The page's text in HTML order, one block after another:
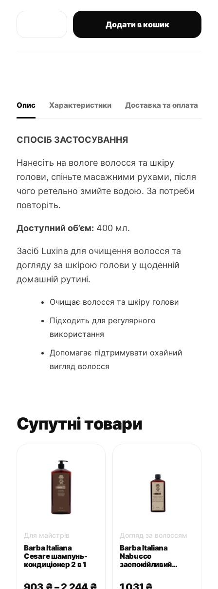
щоденний
кількість
Додати в кошик
Опис Характеристики Доставка та оплата
СПОСІБ ЗАСТОСУВАННЯ
Нанесіть на вологе волосся та шкіру
голови, спіньте масажними рухами, після
чого ретельно змийте водою. За потреби
повторіть.
Доступний об’єм: 400 мл.
Засіб Luxina для очищення волосся та
догляду за шкірою голови у щоденній
домашній рутині.
Очищає волосся та шкіру голови
Підходить для регулярного
використання
Допомагає підтримувати охайний
вигляд волосся
Супутні товари
Для майстрів
Barba Italiana
Cesare шампунь-
кондиціонер 2 в 1
Діапазон
Догляд за волоссям
Barba Italiana
Nabucco
заспокійливий
чутливої шкіри